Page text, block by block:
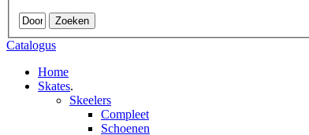
Zoeken
Catalogus
Home
Skates.
Skeelers
Compleet
Schoenen